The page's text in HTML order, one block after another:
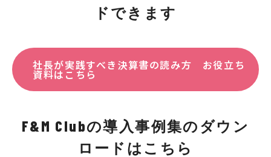
ドできます
社長が実践すべき決算書の読み方 お役立ち
資料はこちら
F&M Clubの導入事例集のダウン
ロードはこちら